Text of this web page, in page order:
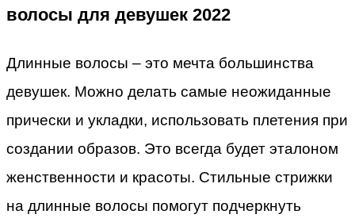
волосы для девушек 2022
Длинные волосы – это мечта большинства
девушек. Можно делать самые неожиданные
прически и укладки, использовать плетения при
создании образов. Это всегда будет эталоном
женственности и красоты. Стильные стрижки
на длинные волосы помогут подчеркнуть